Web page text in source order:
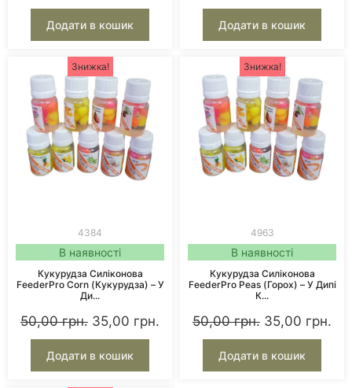
Додати в кошик Додати в кошик
Знижка!
4384
В наявності
Кукурудза Силіконова
FeederPro Corn (Кукурудза) – У
Ди...
50,00грн. 35,00 грн.
Додати в кошик
Знижка!
4963
В наявності
Кукурудза Силіконова
FeederPro Peas (Горох) – У Дипі
К...
50,00грн. 35,00 грн.
Додати в кошик